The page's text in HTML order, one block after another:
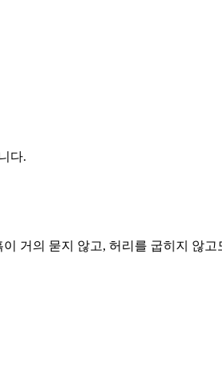
다.
거의 묻지 않고, 허리를 굽히지 않고